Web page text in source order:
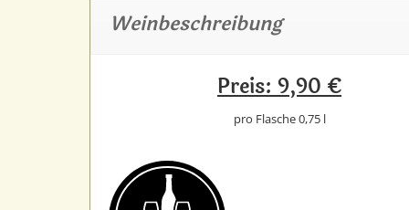
Weinbeschreibung
Preis: 9,90 €
pro Flasche 0,75 l